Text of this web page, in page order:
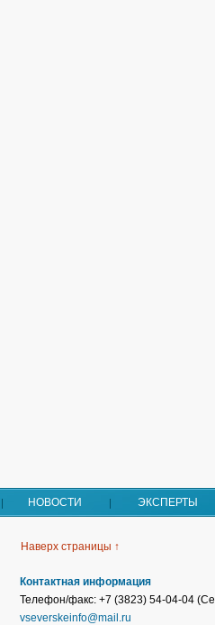
НОВОСТИ ЭКСПЕРТЫ
Наверх страницы ↑
Контактная информация
Телефон/факс: +7 (3823) 54-04-04
vseverskeinfo@mail.ru